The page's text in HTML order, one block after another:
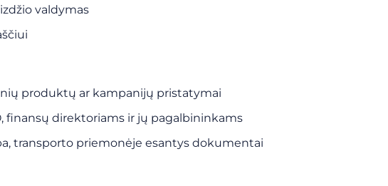
valdymas
produktų ar kampanijų pristatymai
finansų direktoriams ir jų pagalbininkams
transporto priemonėje esantys dokumentai